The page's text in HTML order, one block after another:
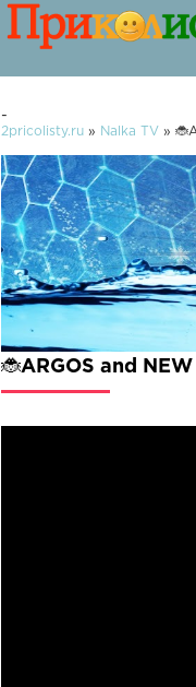
-
2pricolisty.ru » Nalka TV »
🐞ARGOS and